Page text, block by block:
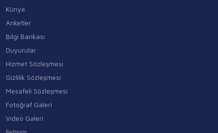
Künye
Anketler
Bilgi Bankası
Duyurular
Hizmet Sözleşmesi
Gizlilik Sözleşmesi
Mesafeli Sözleşmesi
Fotoğraf Galeri
Video Galeri